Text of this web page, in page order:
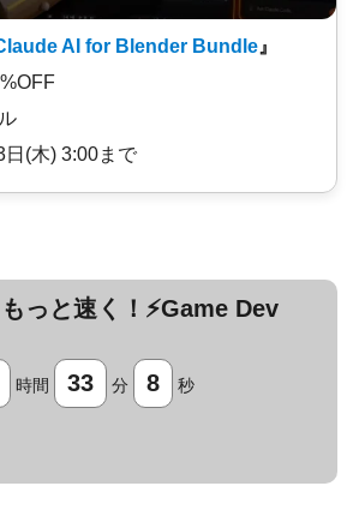
AI for Blender Bundle 』
日(木) 3:00まで
っと速く！⚡️Game Dev
時間 33 分 7 秒